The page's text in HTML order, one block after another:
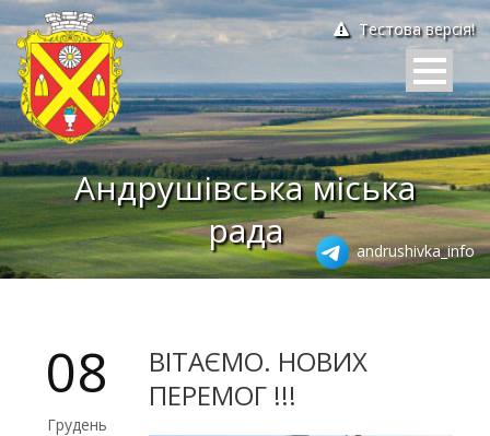
Тестова версія!
Андрушівська міська
рада
andrushivka_info
08
Грудень
ВІТАЄМО. НОВИХ
ПЕРЕМОГ !!!